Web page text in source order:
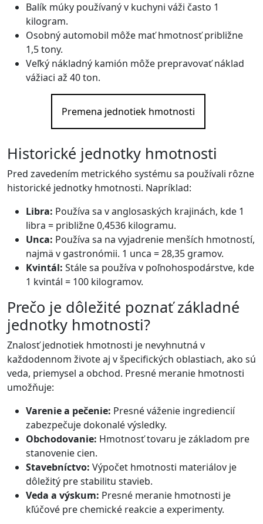
Balík múky používaný v kuchyni váži často 1
kilogram.
Osobný automobil môže mať hmotnosť približne
1,5 tony.
Veľký nákladný kamión môže prepravovať náklad
vážiaci až 40 ton.
Premena jednotiek hmotnosti
Historické jednotky hmotnosti
Pred zavedením metrického systému sa používali rôzne
historické jednotky hmotnosti. Napríklad:
Libra: Používa sa v anglosaských krajinách, kde 1
libra = približne 0,4536 kilogramu.
Unca: Používa sa na vyjadrenie menších hmotností,
najmä v gastronómii. 1 unca = 28,35 gramov.
Kvintál: Stále sa používa v poľnohospodárstve, kde
1 kvintál = 100 kilogramov.
Prečo je dôležité poznať základné
jednotky hmotnosti?
Znalosť jednotiek hmotnosti je nevyhnutná v
každodennom živote aj v špecifických oblastiach, ako sú
veda, priemysel a obchod. Presné meranie hmotnosti
umožňuje:
Varenie a pečenie: Presné váženie ingrediencií
zabezpečuje dokonalé výsledky.
Obchodovanie: Hmotnosť tovaru je základom pre
stanovenie cien.
Stavebníctvo: Výpočet hmotnosti materiálov je
dôležitý pre stabilitu stavieb.
Veda a výskum: Presné meranie hmotnosti je
kľúčové pre chemické reakcie a experimenty.